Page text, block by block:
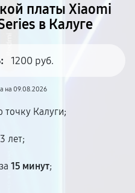
платы Xiaomi
в Калуге
1200 руб.
на 09.08.2026
Калуги;
лет;
15 минут;